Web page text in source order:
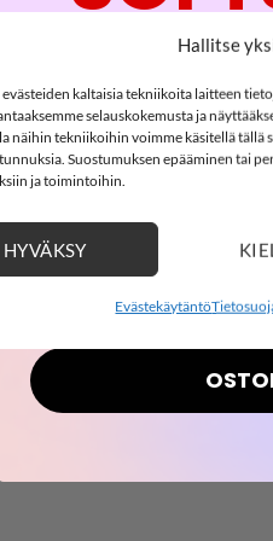
Hallitse
kaltaisia tekniikoita laitteen
selauskokemusta ja
näihin tekniikoihin voimme käsitellä tällä
Suostumuksen epääminen tai
ja toimintoihin.
HYVÄKSY
Evästekäytäntö
sukat, Bright
Stitch-aiheiset sukat.
-
15% ALENNUS
1
01
days
20
hours